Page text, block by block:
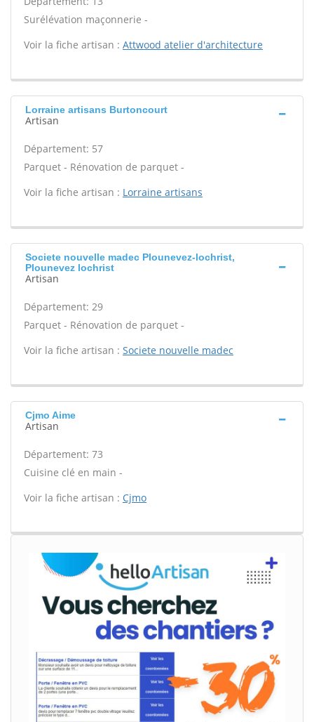
Surélévation maçonnerie -
Voir la fiche artisan : Attwood atelier d'architecture
Lorraine artisans Burtoncourt
Artisan
Département: 57
Parquet - Rénovation de parquet -
Voir la fiche artisan : Lorraine artisans
Societe nouvelle madec Plounevez-lochrist,
Plounevez lochrist
Artisan
Département: 29
Parquet - Rénovation de parquet -
Voir la fiche artisan : Societe nouvelle madec
Cjmo Aime
Artisan
Département: 73
Cuisine clé en main -
Voir la fiche artisan : Cjmo